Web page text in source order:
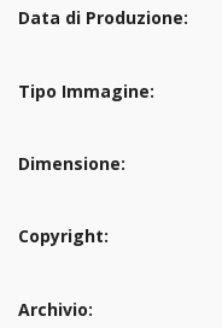
Data di Produzione:
Tipo Immagine:
Dimensione:
Copyright:
Archivio: